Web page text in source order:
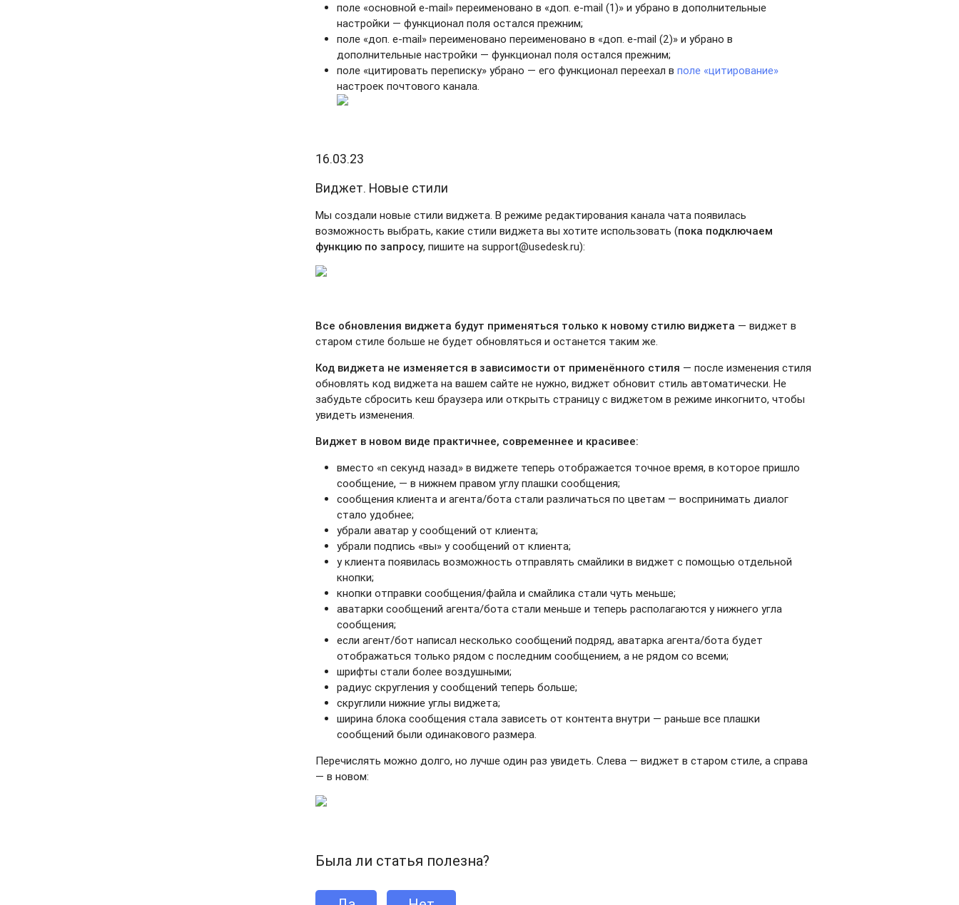
поле «основной e-mail» переименовано в «доп. e-mail (1)» и убрано в дополнительные
настройки — функционал поля остался прежним;
поле «доп. e-mail» переименовано переименовано в «доп. e-mail (2)» и убрано в
дополнительные настройки — функционал поля остался прежним;
поле «цитировать переписку» убрано — его функционал переехал вполе «цитирование»
настроек почтового канала.
16.03.23
Виджет. Новые стили
Мы создали новые стили виджета. В режиме редактирования канала чата появилась
возможность выбрать, какие стили виджета вы хотите использовать (пока подключаем
функцию по запросу, пишите на support@usedesk.ru):
Все обновления виджета будут применяться только к новому стилю виджета — виджет в
старом стиле больше не будет обновляться и останется таким же.
Код виджета не изменяется в зависимости от применённого стиля — после изменения стиля
обновлять код виджета на вашем сайте не нужно, виджет обновит стиль автоматически. Не
забудьте сбросить кеш браузера или открыть страницу с виджетом в режиме инкогнито, чтобы
увидеть изменения.
Виджет в новом виде практичнее, современнее и красивее:
вместо «n секунд назад» в виджете теперь отображается точное время, в которое пришло
сообщение, — в нижнем правом углу плашки сообщения;
сообщения клиента и агента/бота стали различаться по цветам — воспринимать диалог
стало удобнее;
убрали аватар у сообщений от клиента;
убрали подпись «вы» у сообщений от клиента;
у клиента появилась возможность отправлять смайлики в виджет с помощью отдельной
кнопки;
кнопки отправки сообщения/файла и смайлика стали чуть меньше;
аватарки сообщений агента/бота стали меньше и теперь располагаются у нижнего угла
сообщения;
если агент/бот написал несколько сообщений подряд, аватарка агента/бота будет
отображаться только рядом с последним сообщением, а не рядом со всеми;
шрифты стали более воздушными;
радиус скругления у сообщений теперь больше;
скруглили нижние углы виджета;
ширина блока сообщения стала зависеть от контента внутри — раньше все плашки
сообщений были одинакового размера.
Перечислять можно долго, но лучше один раз увидеть. Слева — виджет в старом стиле, а справа
— в новом:
Была ли статья полезна?